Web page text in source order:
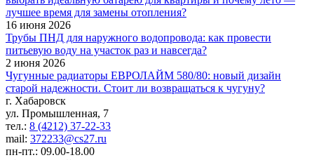
лучшее время для замены отопления?
16 июня 2026
Трубы ПНД для наружного водопровода: как провести
питьевую воду на участок раз и навсегда?
2 июня 2026
Чугунные радиаторы ЕВРОЛАЙМ 580/80: новый дизайн
старой надежности. Стоит ли возвращаться к чугуну?
г. Хабаровск
ул. Промышленная, 7
тел.: 8 (4212) 37-22-33
mail: 372233@cs27.ru
пн-пт.: 09.00-18.00